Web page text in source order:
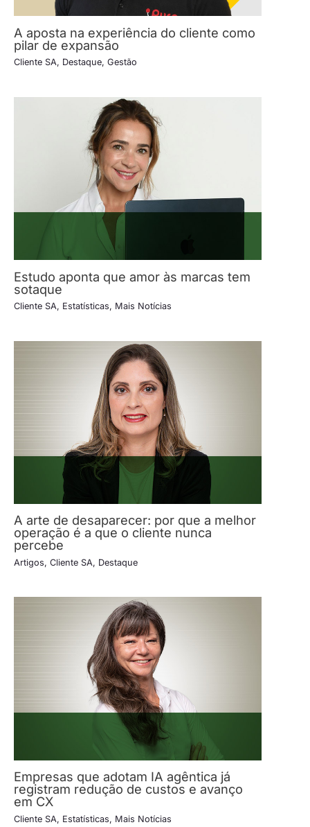
A aposta na experiência do cliente como
pilar de expansão
Cliente SA, Destaque, Gestão
Estudo aponta que amor às marcas tem
sotaque
Cliente SA, Estatísticas, Mais Notícias
A arte de desaparecer: por que a melhor
operação é a que o cliente nunca
percebe
Artigos, Cliente SA, Destaque
Empresas que adotam IA agêntica já
registram redução de custos e avanço
em CX
Cliente SA, Estatísticas, Mais Notícias